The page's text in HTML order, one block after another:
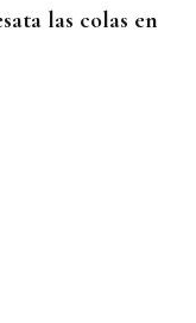
las colas en